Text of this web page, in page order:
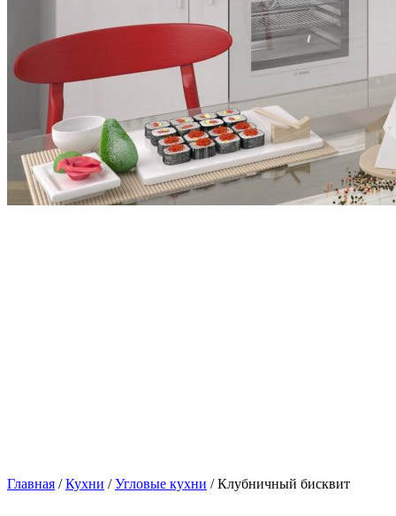
Главная /Кухни /Угловые кухни / Клубничный бисквит